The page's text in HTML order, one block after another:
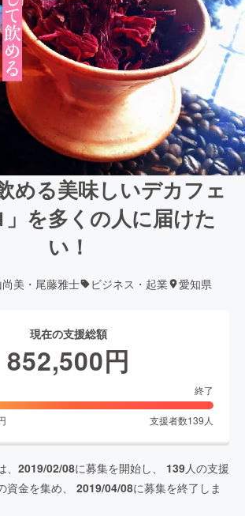
める美味しいデカフェ
」を多くの人に届けた
い！
美・尾藤雅士 ビジネス・起業 愛知県
現在の支援総額
852,500円
終了
支援者数139 人
2019/02/08に募集を開始し、 139人の支援
資金を集め、 2019/04/08に募集を終了しま